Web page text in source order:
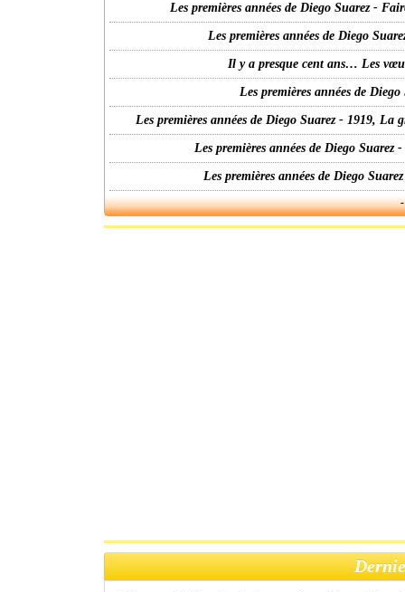
Les premières années de Diego Suarez -
Les premières années de Diego
Il y a presque cent ans… Les
Les premières années de
Les premières années de Diego Suarez - 1919,
Les premières années de Diego
Les premières années de Diego